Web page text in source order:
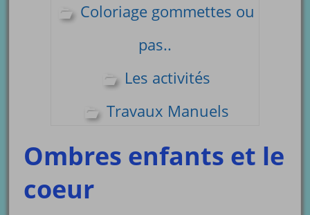
Coloriage gommettes ou
pas..
Les activités
Travaux Manuels
Ombres enfants et le
coeur